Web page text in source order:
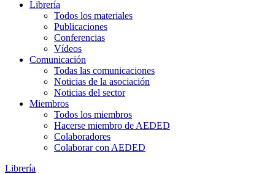
Librería
Todos los materiales
Publicaciones
Conferencias
Vídeos
Comunicación
Todas las comunicaciones
Noticias de la asociación
Noticias del sector
Miembros
Todos los miembros
Hacerse miembro de AEDED
Colaboradores
Colaborar con AEDED
Librería